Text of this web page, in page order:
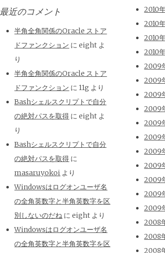
最近のコメント
半角全角関係のOracle ストア
ドファンクション にeight よ
り
半角全角関係のOracle ストア
ドファンクション に11g より
Bashシェルスクリプトで自分
の絶対パスを取得 にeight よ
り
Bashシェルスクリプトで自分
の絶対パスを取得 に
masaruyokoi より
Windowsはログオンユーザ名
の全角英数字と半角英数字を区
別しないのだね にeight より
Windowsはログオンユーザ名
の全角英数字と半角英数字を区
2010
2010
2010
2010
2009
2009
2009
2009
2009
2009
2009
2009
2009
2009
2009
2008
2008
2008